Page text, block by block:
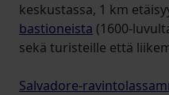
keskustassa, 1 km
bastioneista (1600-
sekä turisteille että
Salvadore-